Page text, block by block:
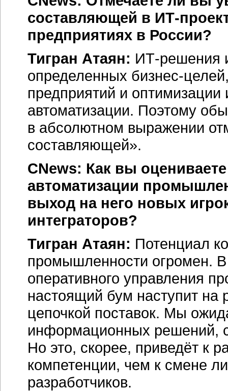
составляющей в ИТ-
предприятиях в России?
Тигран Атаян: ИТ-решения
определенных бизнес-целей
предприятий и оптимизации
автоматизации. Поэтому
в абсолютном выражении
составляющей».
CNews: Как вы
автоматизации
выход на него новых
интеграторов?
Тигран Атаян: Потенциал
промышленности огромен.
оперативного управления
настоящий бум наступит
цепочкой поставок. Мы
информационных решений,
Но это, скорее, приведёт к
компетенции, чем к смене
разработчиков.